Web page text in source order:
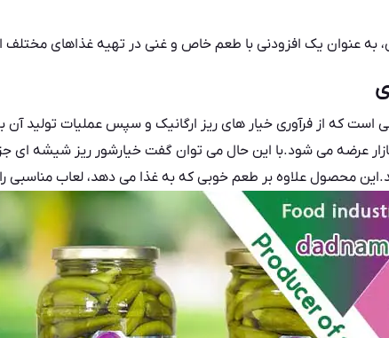
به عنوان یک افزودنی با طعم خاص و غنی در تهیه غذاهای
است که از فرآوری خیار های ریز ارگانیک و سپس عملیات تولید
عرضه می شود.با این حال می توان گفت خیارشور ریز شیشه ای
محصول علاوه بر طعم خوبی که به غذا می دهد، لعاب مناسبی را